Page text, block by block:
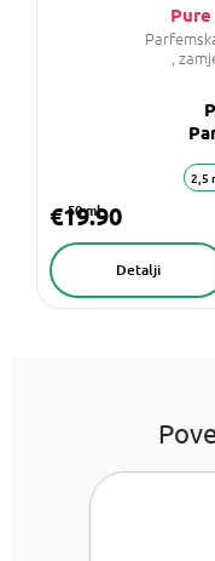
,
50 ml
€19.90
Detalji
2,5